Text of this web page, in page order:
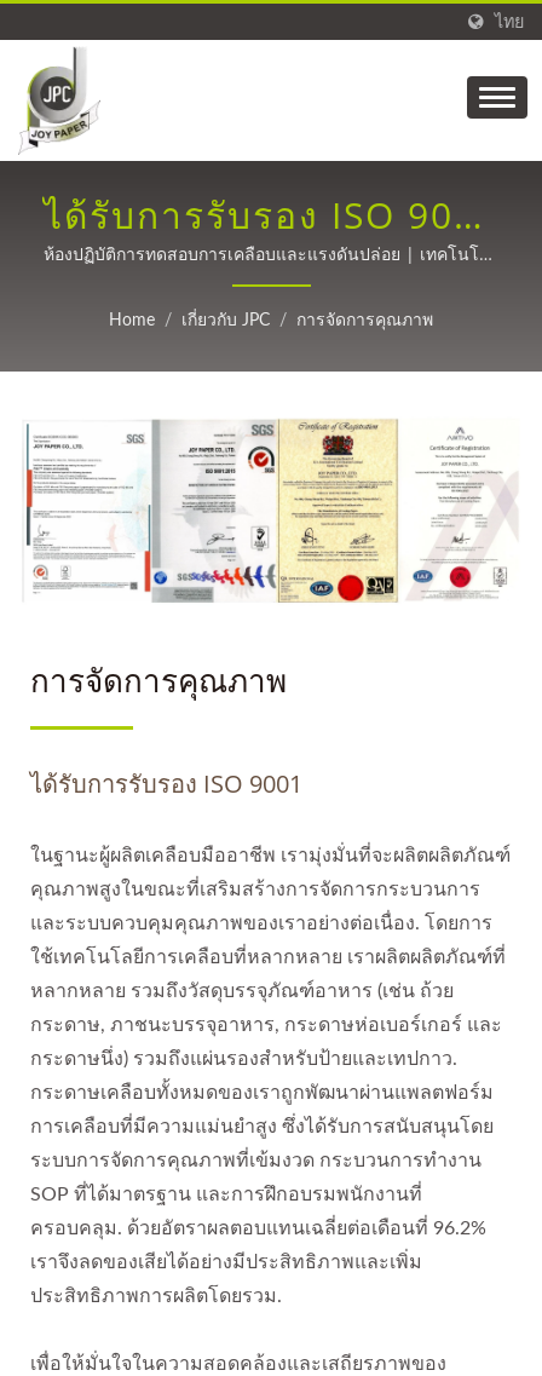
ไทย
ได้รับการรับรอง ISO 9001
| JPC: แผ่นรองพรีเมียม
และโซลูชันการเคลือบที่
สร้างสรรค์สำหรับ
อุตสาหกรรมทั่วโลก
ห้องปฏิบัติการทดสอบการเคลือบและแรงดันปล่อย | เทคโนโลยี
การเคลือบที่แม่นยำสำหรับไฟเบอร์คาร์บอน, บรรจุภัณฑ์, ป้าย,
การแพทย์, และเทปกาวตั้งแต่ปี 1988.
Home / เกี่ยวกับ JPC / การจัดการคุณภาพ
การจัดการคุณภาพ
ได้รับการรับรอง ISO 9001
ในฐานะผู้ผลิตเคลือบมืออาชีพ เรามุ่งมั่นที่จะผลิตผลิตภัณฑ์
คุณภาพสูงในขณะที่เสริมสร้างการจัดการกระบวนการ
และระบบควบคุมคุณภาพของเราอย่างต่อเนื่อง. โดยการ
ใช้เทคโนโลยีการเคลือบที่หลากหลาย เราผลิตผลิตภัณฑ์ที่
หลากหลาย รวมถึงวัสดุบรรจุภัณฑ์อาหาร (เช่น ถ้วย
กระดาษ, ภาชนะบรรจุอาหาร, กระดาษห่อเบอร์เกอร์ และ
กระดาษนึ่ง) รวมถึงแผ่นรองสำหรับป้ายและเทปกาว.
กระดาษเคลือบทั้งหมดของเราถูกพัฒนาผ่านแพลตฟอร์ม
การเคลือบที่มีความแม่นยำสูง ซึ่งได้รับการสนับสนุนโดย
ระบบการจัดการคุณภาพที่เข้มงวด กระบวนการทำงาน
SOP ที่ได้มาตรฐาน และการฝึกอบรมพนักงานที่
ครอบคลุม. ด้วยอัตราผลตอบแทนเฉลี่ยต่อเดือนที่ 96.2%
เราจึงลดของเสียได้อย่างมีประสิทธิภาพและเพิ่ม
ประสิทธิภาพการผลิตโดยรวม.
เพื่อให้มั่นใจในความสอดคล้องและเสถียรภาพของ